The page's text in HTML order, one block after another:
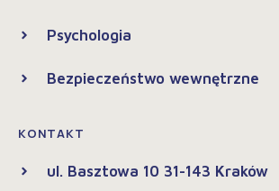
Psychologia
Bezpieczeństwo wewnętrzne
KONTAKT
ul. Basztowa 10 31-143 Kraków